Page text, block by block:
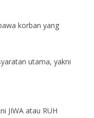
korban yang
utama, yakni
JIWA atau RUH